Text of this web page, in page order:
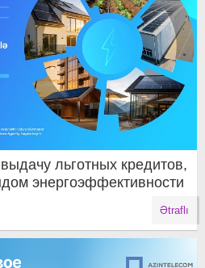
льготных кредитов,
энергоэффективности
Ətraflı